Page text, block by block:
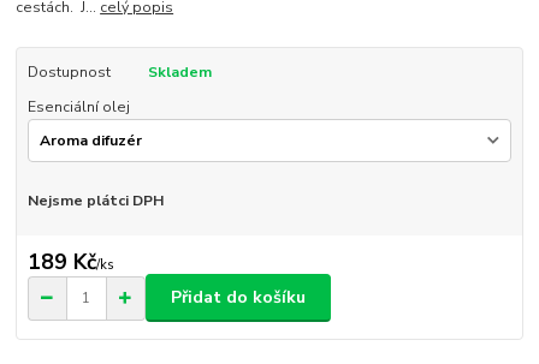
cestách. J... celý popis
Dostupnost
Skladem
Esenciální olej
Nejsme plátci DPH
189 Kč/ks
Přidat do košíku